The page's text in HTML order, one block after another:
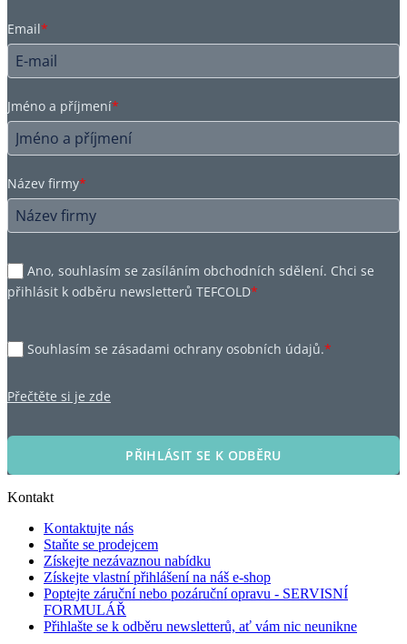
Email*
Jméno a příjmení*
Název firmy*
Ano, souhlasím se zasíláním obchodních sdělení. Chci se
přihlásit k odběru newsletterů TEFCOLD*
Souhlasím se zásadami ochrany osobních údajů.*
Přečtěte si je zde
PŘIHLÁSIT SE K ODBĚRU
Kontakt
Kontaktujte nás
Staňte se prodejcem
Získejte nezávaznou nabídku
Získejte vlastní přihlášení na náš e-shop
Poptejte záruční nebo pozáruční opravu - SERVISNÍ
FORMULÁŘ
Přihlašte se k odběru newsletterů, ať vám nic neunikne